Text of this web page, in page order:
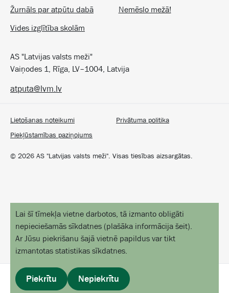
objekti kartē
Žurnāls par atpūtu dabā
Nemēslo mežā!
Vides izglītība skolām
AS "Latvijas valsts meži"
Vaiņodes 1, Rīga, LV–1004, Latvija
© 2026 AS "Latvijas valsts meži". Visas tiesības aizsargātas.
Lietošanas noteikumi
Privātuma politika
Piekļūstamības paziņojums
atputa@lvm.lv
Lai šī tīmekļa vietne darbotos, tā izmanto obligāti
nepieciešamās sīkdatnes (plašāka informācija šeit).
Ar Jūsu piekrišanu šajā vietnē papildus var tikt
izmantotas statistikas sīkdatnes.
Piekrītu Nepiekrītu